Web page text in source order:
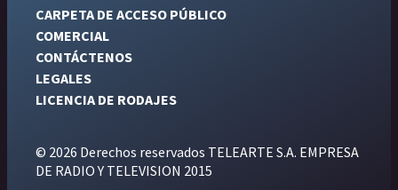
CARPETA DE ACCESO PÚBLICO
COMERCIAL
CONTÁCTENOS
LEGALES
LICENCIA DE RODAJES
© 2026 Derechos reservados TELEARTE S.A. EMPRESA
DE RADIO Y TELEVISION 2015